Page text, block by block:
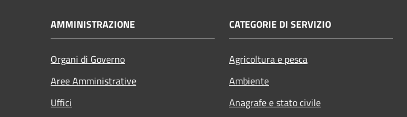
AMMINISTRAZIONE
Organi di Governo
Aree Amministrative
Uffici
CATEGORIE DI SERVIZIO
Agricoltura e pesca
Ambiente
Anagrafe e stato civile